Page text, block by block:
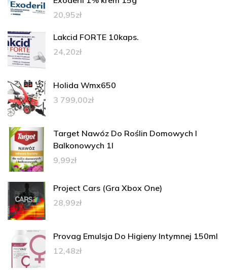
20,95zł
Lakcid FORTE 10kaps.
24,20zł
Holida Wmx650
3 799,00zł
Target Nawóz Do Roślin Domowych I
Balkonowych 1l
9,99zł
Project Cars (Gra Xbox One)
28,99zł
Provag Emulsja Do Higieny Intymnej 150ml
12,48zł